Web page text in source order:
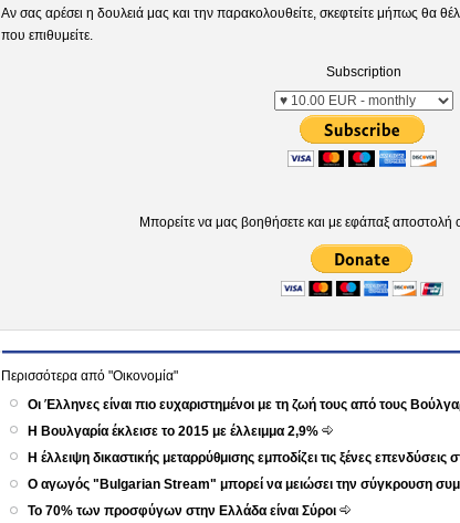
Αν σας αρέσει η δουλειά μας και την παρακολουθείτε, σκεφτείτε μήπως θα
που επιθυμείτε.
Subscription
Μπορείτε να μας βοηθήσετε και με εφάπαξ
Περισσότερα από "Οικονομία"
Οι Έλληνες είναι πιο ευχαριστημένοι με τη ζωή τους από τους
Η Βουλγαρία έκλεισε το 2015 με έλλειμμα 2,9%
Η έλλειψη δικαστικής μεταρρύθμισης εμποδίζει τις ξένες επενδύσεις
Ο αγωγός "Bulgarian Stream" μπορεί να μειώσει την σύγκρουση
Το 70% των προσφύγων στην Ελλάδα είναι Σύροι